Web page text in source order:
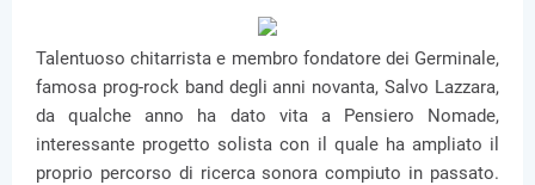
Talentuoso chitarrista e membro fondatore dei Germinale,
famosa prog-rock band degli anni novanta, Salvo Lazzara,
da qualche anno ha dato vita a Pensiero Nomade,
interessante progetto solista con il quale ha ampliato il
proprio percorso di ricerca sonora compiuto in passato.